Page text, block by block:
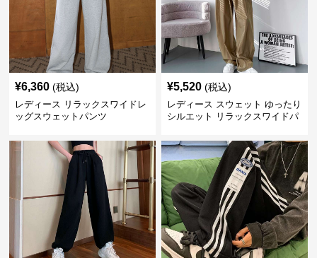
¥6,360 (税込)
レディース リラックスワイドレ
ッグスウェットパンツ
¥5,520 (税込)
レディース スウェット ゆったり
シルエット リラックスワイドパ